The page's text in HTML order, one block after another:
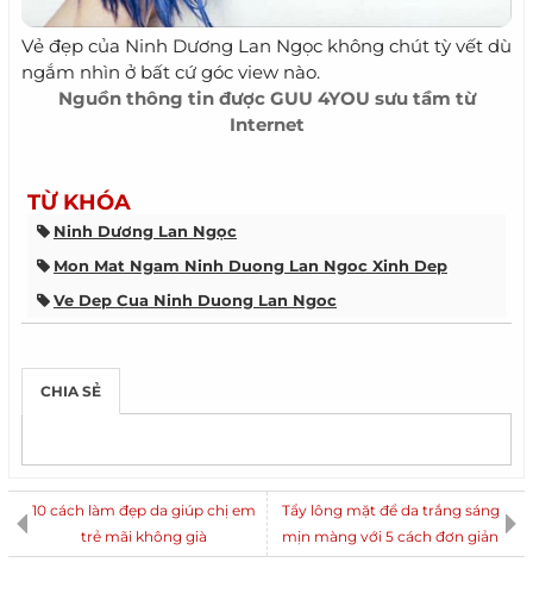
Vẻ đẹp của Ninh Dương Lan Ngọc không chút tỳ vết dù
ngắm nhìn ở bất cứ góc view nào.
Nguồn thông tin được GUU 4YOU sưu tầm từ
Internet
TỪ KHÓA
Ninh Dương Lan Ngọc
Mon Mat Ngam Ninh Duong Lan Ngoc Xinh Dep
Ve Dep Cua Ninh Duong Lan Ngoc
CHIA SẺ
10 cách làm đẹp da giúp chị em
trẻ mãi không già
Tẩy lông mặt để da trắng sáng
mịn màng với 5 cách đơn giản